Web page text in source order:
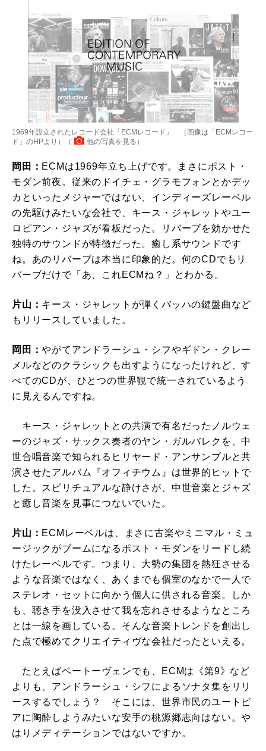
1969年設立されたレコード会社「ECMレコード」 （画像は「ECMレコー
ド」のHPより）（
他の写真を見る ）
岡田： ECMは1969年立ち上げです。まさにポスト・
モダン前夜。従来のドイチェ・グラモフォンとかデッ
カといったメジャーではない、インディーズレーベル
の先駆けみたいな会社で、キース・ジャレットやユー
ロピアン・ジャズが看板だった。リバーブを効かせた
独特のサウンドが特徴だった。癒し系サウンドです
ね。あのリバーブは本当に印象的だ。何のCDでもリ
バーブだけで「あ、これECMね？」とわかる。
片山： キース・ジャレットが弾くバッハの鍵盤曲など
もリリースしていました。
岡田：やがてアンドラーシュ・シフやギドン・クレー
メルなどのクラシックも出すようになったけれど、す
べてのCDが、ひとつの世界観で統一されているよう
に見えるんですね。
キース・ジャレットとの共演で有名だったノルウェ
ーのジャズ・サックス奏者のヤン・ガルバレクを、中
世合唱音楽で知られるヒリヤード・アンサンブルと共
演させたアルバム『オフィチウム』は世界的ヒットで
した。スピリチュアルな静けさが、中世音楽とジャズ
と癒し音楽を見事につないでいた。
片山： ECMレーベルは、まさに古楽やミニマル・ミュ
ージックがブームになるポスト・モダンをリードし続
けたレーベルです。つまり、大勢の集団を熱狂させる
ような音楽ではなく、あくまでも個室のなかで一人で
ステレオ・セットに向かう個人に供される音楽。しか
も、聴き手を没入させて我を忘れさせるようなところ
とは一線を画している。そんな音楽トレンドを創出し
た点で極めてクリエイティヴな会社だったといえる。
たとえばベートーヴェンでも、ECMは《第9》など
よりも、アンドラーシュ・シフによるソナタ集をリリ
ースするでしょう？ そこには、世界市民のユートピ
アに陶酔しようみたいな安手の桃源郷志向はない。や
はりメディテーションではないですか。